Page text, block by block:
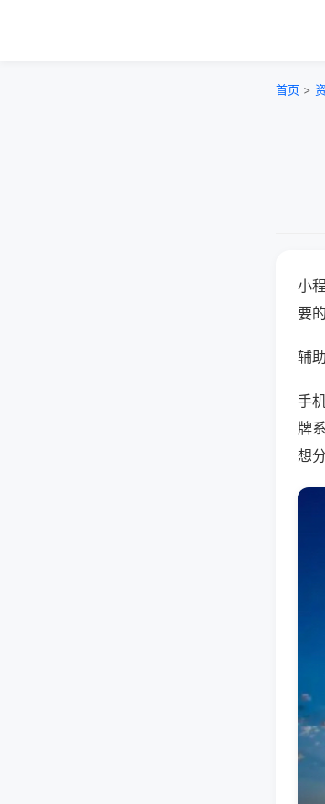
首页 >
小
要
辅
手
牌
想